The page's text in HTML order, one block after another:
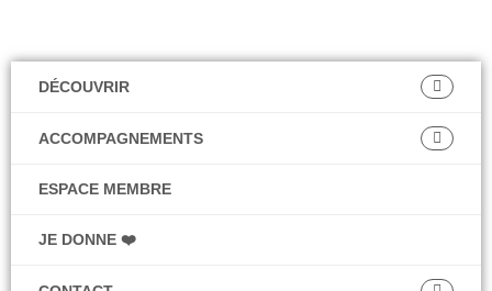
DÉCOUVRIR
ACCOMPAGNEMENTS
ESPACE MEMBRE
JE DONNE ❤️